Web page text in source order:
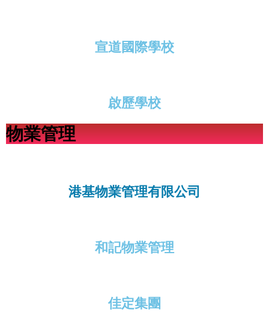
宣道國際學校
啟歷學校
物業管理
港基物業管理有限公司
和記物業管理
佳定集團